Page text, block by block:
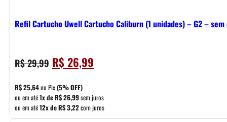
Refil Cartucho Uwell Cartucho Caliburn (1 unidades) – G2 –
R$29,99 O
preço
original
era:
R$ 29,99.
R$26,99
preço
é:
R$ 26,99.
R$25,64no Pix(5% OFF)
ou em até1x deR$26,99sem juros
ou em até12x deR$3,22com juros